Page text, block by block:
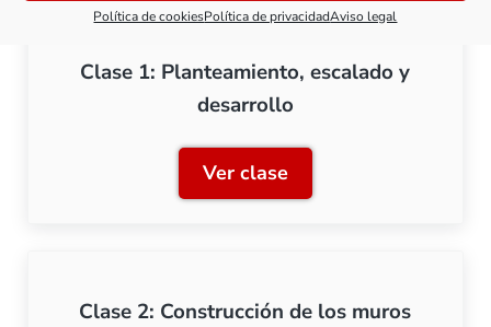
Política de cookiesPolítica de privacidadAviso legal
Clase 1: Planteamiento, escalado y
desarrollo
Ver claseClase 1: Planteamiento,
Clase 2: Construcción de los muros